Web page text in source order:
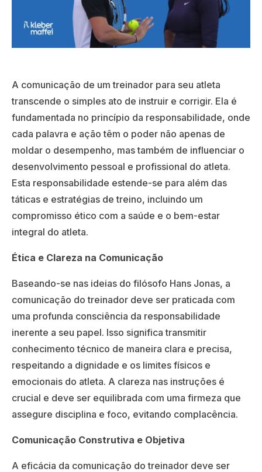
A comunicação de um treinador para seu atleta
transcende o simples ato de instruir e corrigir. Ela é
fundamentada no princípio da responsabilidade, onde
cada palavra e ação têm o poder não apenas de
moldar o desempenho, mas também de influenciar o
desenvolvimento pessoal e profissional do atleta.
Esta responsabilidade estende-se para além das
táticas e estratégias de treino, incluindo um
compromisso ético com a saúde e o bem-estar
integral do atleta.
Ética e Clareza na Comunicação
Baseando-se nas ideias do filósofo Hans Jonas, a
comunicação do treinador deve ser praticada com
uma profunda consciência da responsabilidade
inerente a seu papel. Isso significa transmitir
conhecimento técnico de maneira clara e precisa,
respeitando a dignidade e os limites físicos e
emocionais do atleta. A clareza nas instruções é
crucial e deve ser equilibrada com uma firmeza que
assegure disciplina e foco, evitando complacência.
Comunicação Construtiva e Objetiva
A eficácia da comunicação do treinador deve ser